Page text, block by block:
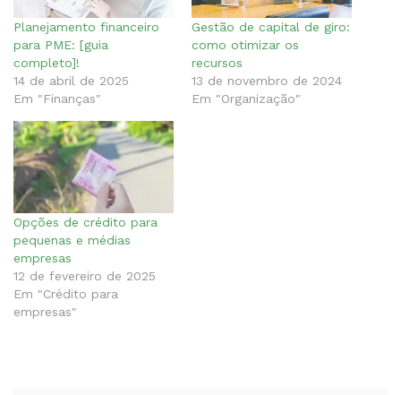
Planejamento financeiro
para PME: [guia
completo]!
14 de abril de 2025
Em "Finanças"
Gestão de capital de giro:
como otimizar os
recursos
13 de novembro de 2024
Em "Organização"
Opções de crédito para
pequenas e médias
empresas
12 de fevereiro de 2025
Em "Crédito para
empresas"